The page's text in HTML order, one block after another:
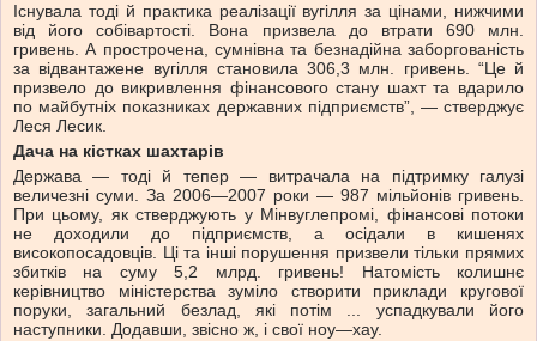
Існувала тоді й практика реалізації вугілля за цінами, нижчими
від його собівартості. Вона призвела до втрати 690 млн.
гривень. А прострочена, сумнівна та безнадійна заборгованість
за відвантажене вугілля становила 306,3 млн. гривень. “Це й
призвело до викривлення фінансового стану шахт та вдарило
по майбутніх показниках державних підприємств”, — стверджує
Леся Лесик.
Дача на кістках шахтарів
Держава — тоді й тепер — витрачала на підтримку галузі
величезні суми. За 2006—2007 роки — 987 мільйонів гривень.
При цьому, як стверджують у Мінвуглепромі, фінансові потоки
не доходили до підприємств, а осідали в кишенях
високопосадовців. Ці та інші порушення призвели тільки прямих
збитків на суму 5,2 млрд. гривень! Натомість колишнє
керівництво міністерства зуміло створити приклади кругової
поруки, загальний безлад, які потім ... успадкували його
наступники. Додавши, звісно ж, і свої ноу—хау.